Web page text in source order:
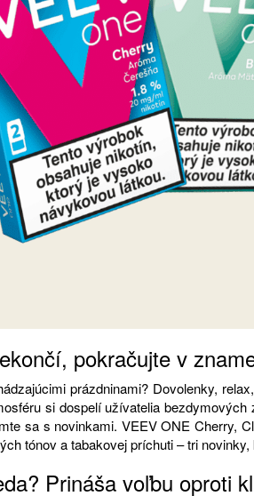
pokračujte v
prázdninami? Dovolenky,
si dospelí užívatelia
sa s novinkami. VEEV ONE Cherry,
tónov a tabakovej príchuti – tri novinky,
Prináša voľbu oproti